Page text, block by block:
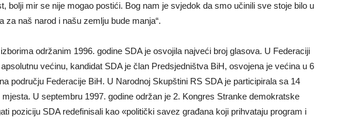
bolji mir se nije mogao postići. Bog nam je svjedok da smo učinili sve stoje bilo u
za naš narod i našu zemlju bude manja“.
održanim 1996. godine SDA je osvojila najveći broj glasova. U Federaciji
većinu, kandidat SDA je član Predsjedništva BiH, osvojena je većina u 6
području Federacije BiH. U Narodnoj Skupštini RS SDA je participirala sa 14
U septembru 1997. godine održan je 2. Kongres Stranke demokratske
poziciju SDA redefinisali kao «politički savez građana koji prihvataju program i